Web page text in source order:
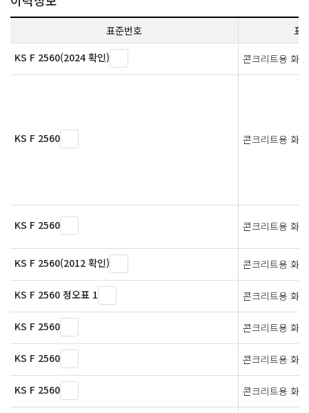
표준번호
표
KS F 2560(2024 확인)
콘크리트용 화
KS F 2560 콘크리트용 화
KS F 2560 콘크리트용 화
KS F 2560(2012 확인) 콘크리트용 화
KS F 2560 정오표 1 콘크리트용 화
KS F 2560 콘크리트용 화
KS F 2560 콘크리트용 화
KS F 2560 콘크리트용 화